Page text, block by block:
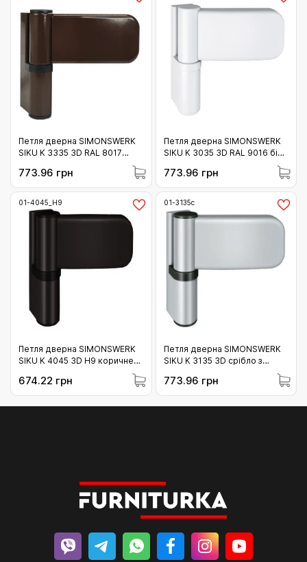
Петля дверна SIMONSWERK
SIKU K 3335 3D RAL 8017
шоколадно-коричнева 120 кг
(01-3335_8017)
773.96 грн
Петля дверна SIMONSWERK
SIKU K 3035 3D RAL 9016 біла
773.96 грн
01-4045_H9
Петля дверна SIMONSWERK
SIKU K 4045 3D H9 коричнева
674.22 грн
01-3135с
Петля дверна SIMONSWERK
SIKU K 3135 3D срібло з
773.96 грн